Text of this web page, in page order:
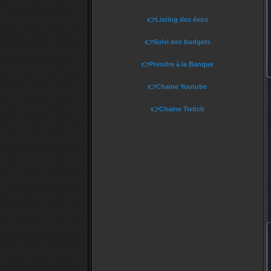
👉Listing des évos
👉Suivi des budgets
👉Prendre à la Banque
👉Chaine Youtube
👉Chaine Twitch
•